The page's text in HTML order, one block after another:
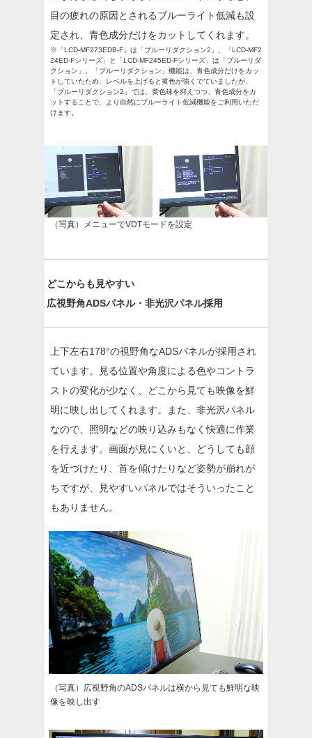
目の疲れの原因とされるブルーライト低減も設
定され、青色成分だけをカットしてくれます。
※「LCD-MF273EDB-F」は「ブルーリダクション2」、「LCD-MF2
24ED-Fシリーズ」と「LCD-MF245ED-Fシリーズ」は「ブルーリダ
クション」。「ブルーリダクション」機能は、青色成分だけをカッ
トしていたため、レベルを上げると黄色が強くでていましたが、
「ブルーリダクション2」では、黄色味を抑えつつ、青色成分をカ
ットすることで、より自然にブルーライト低減機能をご利用いただ
けます。
（写真）メニューでVDTモードを設定
どこからも見やすい
広視野角ADSパネル・非光沢パネル採用
上下左右178°の視野角なADSパネルが採用され
ています。見る位置や角度による色やコントラ
ストの変化が少なく、どこから見ても映像を鮮
明に映し出してくれます。また、非光沢パネル
なので、照明などの映り込みもなく快適に作業
を行えます。画面が見にくいと、どうしても顔
を近づけたり、首を傾けたりなど姿勢が崩れが
ちですが、見やすいパネルではそういったこと
もありません。
（写真）広視野角のADSパネルは横から見ても鮮明な映
像を映し出す